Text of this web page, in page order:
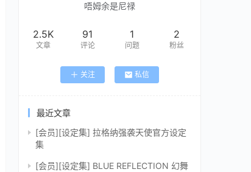
唔姆余是尼禄
2.5K
文章
91
评论
1
问题
2
粉丝
关注 私信
最近文章
[会员][设定集] 拉格纳强袭天使官方设定
集
[会员][设定集] BLUE REFLECTION 幻舞